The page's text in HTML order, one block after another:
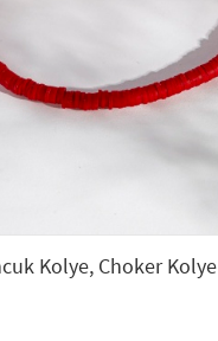
Kolye, Choker Kolye